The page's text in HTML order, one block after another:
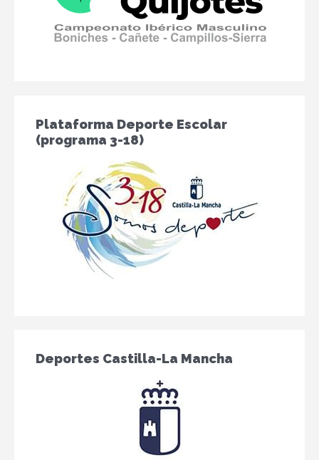
Plataforma Deporte Escolar
(programa 3-18)
Deportes Castilla-La Mancha